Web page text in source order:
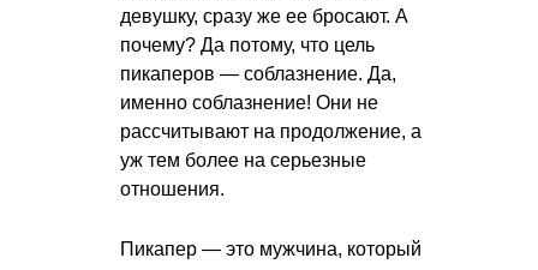
девушку, сразу же ее бросают. А
почему? Да потому, что цель
пикаперов — соблазнение. Да,
именно соблазнение! Они не
рассчитывают на продолжение, а
уж тем более на серьезные
отношения.
Пикапер — это мужчина, который